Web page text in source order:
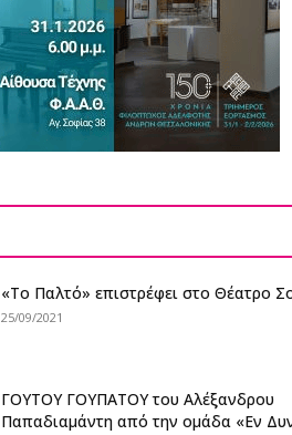
«Το Παλτό» επιστρέφει στο Θέατρο
25/09/2021
ΓΟΥΤΟΥ ΓΟΥΠΑΤΟΥ του Αλέξανδρου
Παπαδιαμάντη από την ομάδα «Εν